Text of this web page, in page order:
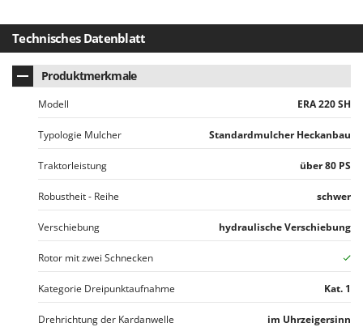
Technisches Datenblatt
Produktmerkmale
Modell ERA 220 SH
Typologie Mulcher Standardmulcher Heckanbau
Traktorleistung über 80 PS
Robustheit - Reihe schwer
Verschiebung hydraulische Verschiebung
Rotor mit zwei Schnecken
Kategorie Dreipunktaufnahme Kat. 1
Drehrichtung der Kardanwelle im Uhrzeigersinn